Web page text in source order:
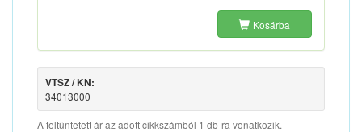
Kosárba
VTSZ / KN:
34013000
A feltüntetett ár az adott cikkszámból 1 db-ra vonatkozik.